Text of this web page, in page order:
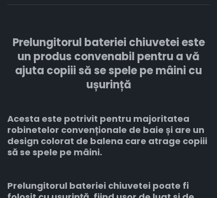
Prelungitorul bateriei chiuvetei este
un produs convenabil pentru a vă
ajuta copiii să se spele pe mâini cu
ușurință
Acesta este potrivit pentru majoritatea
robinetelor convenționale de baie și are un
design colorat de balena care atrage copiii
să se spele pe mâini.
Prelungitorul bateriei chiuvetei poate fi